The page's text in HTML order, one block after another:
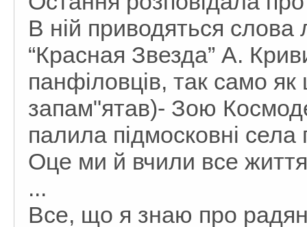
В ній приводяться слова
“Красная Звезда” А.
панфіловців, так само
запам"ятав)- Зою
палила підмосковні
Оце ми й вчили все
...
Все, що я знаю про